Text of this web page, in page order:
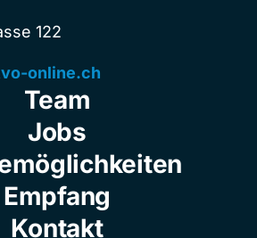
122
online.ch
Team
Jobs
Empfang
Kontakt